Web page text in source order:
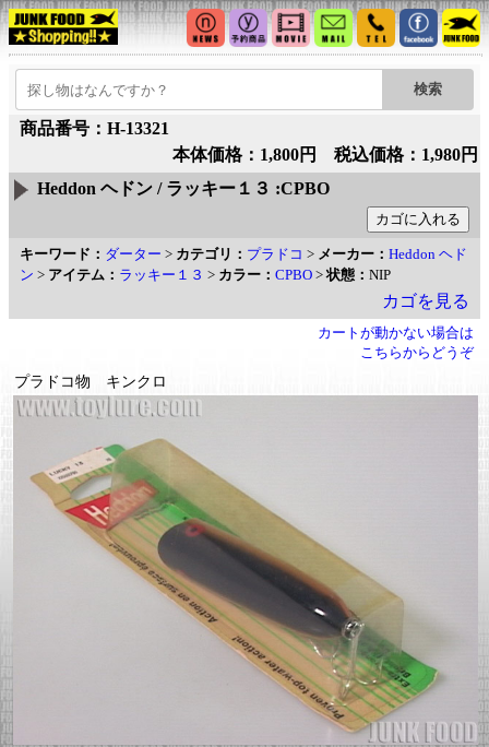
商品番号：H-13321
本体価格：1,800円 税込価格：1,980円
Heddon ヘドン / ラッキー１３ :CPBO
キーワード： ダーター > カテゴリ： プラドコ > メーカー： Heddon ヘド
ン > アイテム： ラッキー１３ > カラー： CPBO >状態： NIP
カゴを見る
カートが動かない場合は
こちらからどうぞ
プラドコ物 キンクロ